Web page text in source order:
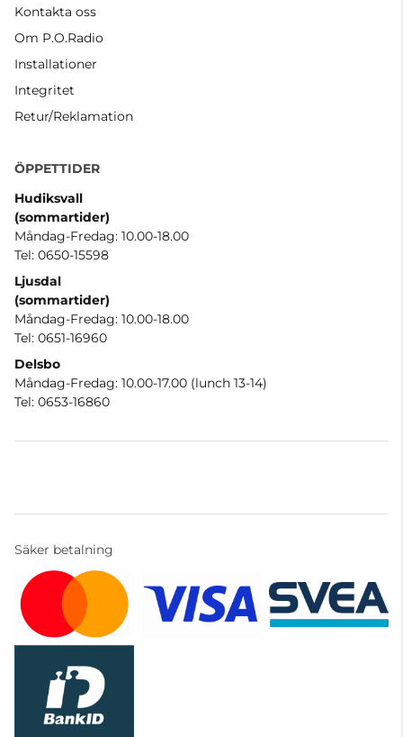
Kontakta oss
Om P.O.Radio
Installationer
Integritet
Retur/Reklamation
ÖPPETTIDER
Hudiksvall
(sommartider)
Måndag-Fredag: 10.00-18.00
Tel: 0650-15598
Ljusdal
(sommartider)
Måndag-Fredag: 10.00-18.00
Tel: 0651-16960
Delsbo
Måndag-Fredag: 10.00-17.00 (lunch 13-14)
Tel: 0653-16860
Säker betalning